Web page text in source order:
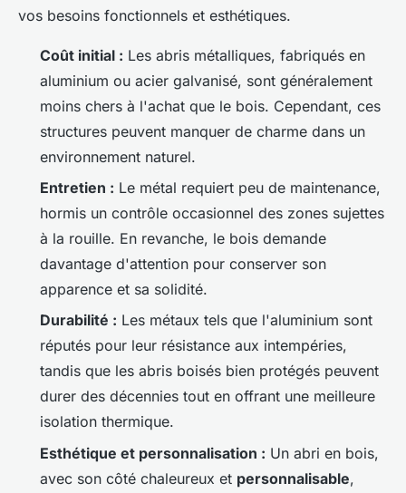
vos besoins fonctionnels et esthétiques.
Coût initial : Les abris métalliques, fabriqués en
aluminium ou acier galvanisé, sont généralement
moins chers à l'achat que le bois. Cependant, ces
structures peuvent manquer de charme dans un
environnement naturel.
Entretien : Le métal requiert peu de maintenance,
hormis un contrôle occasionnel des zones sujettes
à la rouille. En revanche, le bois demande
davantage d'attention pour conserver son
apparence et sa solidité.
Durabilité : Les métaux tels que l'aluminium sont
réputés pour leur résistance aux intempéries,
tandis que les abris boisés bien protégés peuvent
durer des décennies tout en offrant une meilleure
isolation thermique.
Esthétique et personnalisation : Un abri en bois,
avec son côté chaleureux et personnalisable,